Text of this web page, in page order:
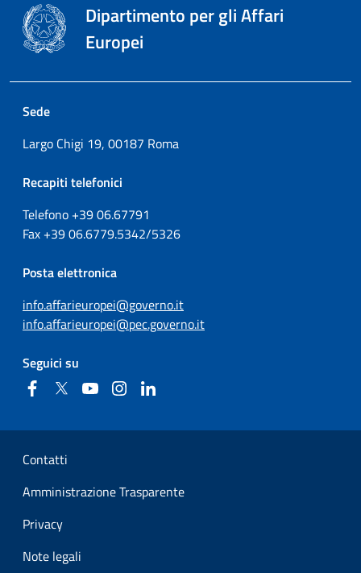
Dipartimento per gli Affari
Europei
Sede
Largo Chigi 19, 00187 Roma
Recapiti telefonici
Telefono +3906.67791
Fax +3906.6779.5342/5326
Posta elettronica
info.affarieuropei@governo.it
info.affarieuropei@pec.governo.it
Seguici su
FacebookTwitter YouTubeInstagram
Sezione Link Utili
Contatti
Amministrazione Trasparente
Privacy
Note legali